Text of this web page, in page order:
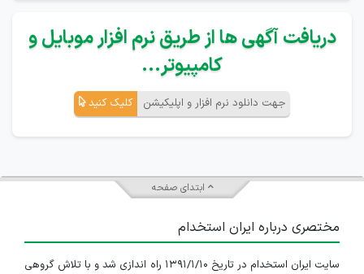
دریافت آگهی ها از طریق نرم افزار موبایل و
کامپیوتر...
جهت دانلود نرم افزار و اپلیکیشن کلیک کنید
ابتدای صفحه
مختصری درباره ایران استخدام
سایت ایران استخدام در تاریخ ۱۳۹۱/۱/۱۰ راه اندازی شد و با تلاش گروهی